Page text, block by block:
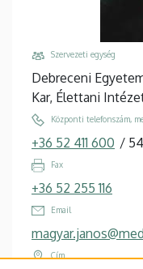
Szervezeti egység
Debreceni
Kar, Élettani
Központi telefonszám,
+36 52 411 600 /
Fax
+36 52 255 116
Email
Cím